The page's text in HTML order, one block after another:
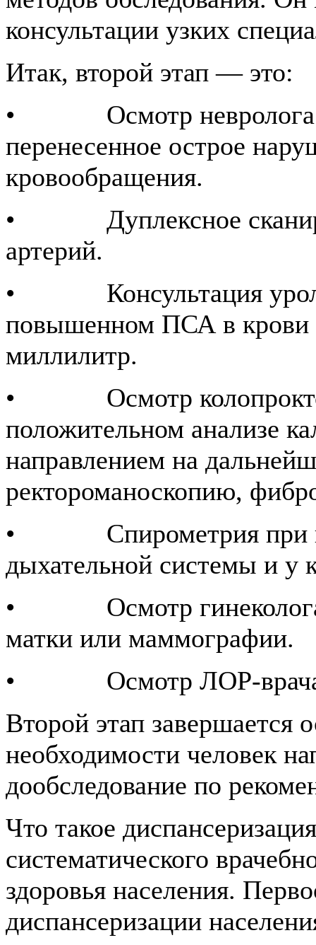
консультации узких
Итак, второй этап — это:
• Осмотр невролога
перенесенное острое
кровообращения.
• Дуплексное
артерий.
• Консультация
повышенном ПСА в крови
миллилитр.
• Осмотр
положительном анализе
направлением на
ректороманоскопию,
• Спирометрия при
дыхательной системы и у
• Осмотр гинеколога
матки или маммографии.
• Осмотр ЛОР-врача и
Второй этап завершается
необходимости человек
дообследование по
Что такое
систематического
здоровья населения.
диспансеризации